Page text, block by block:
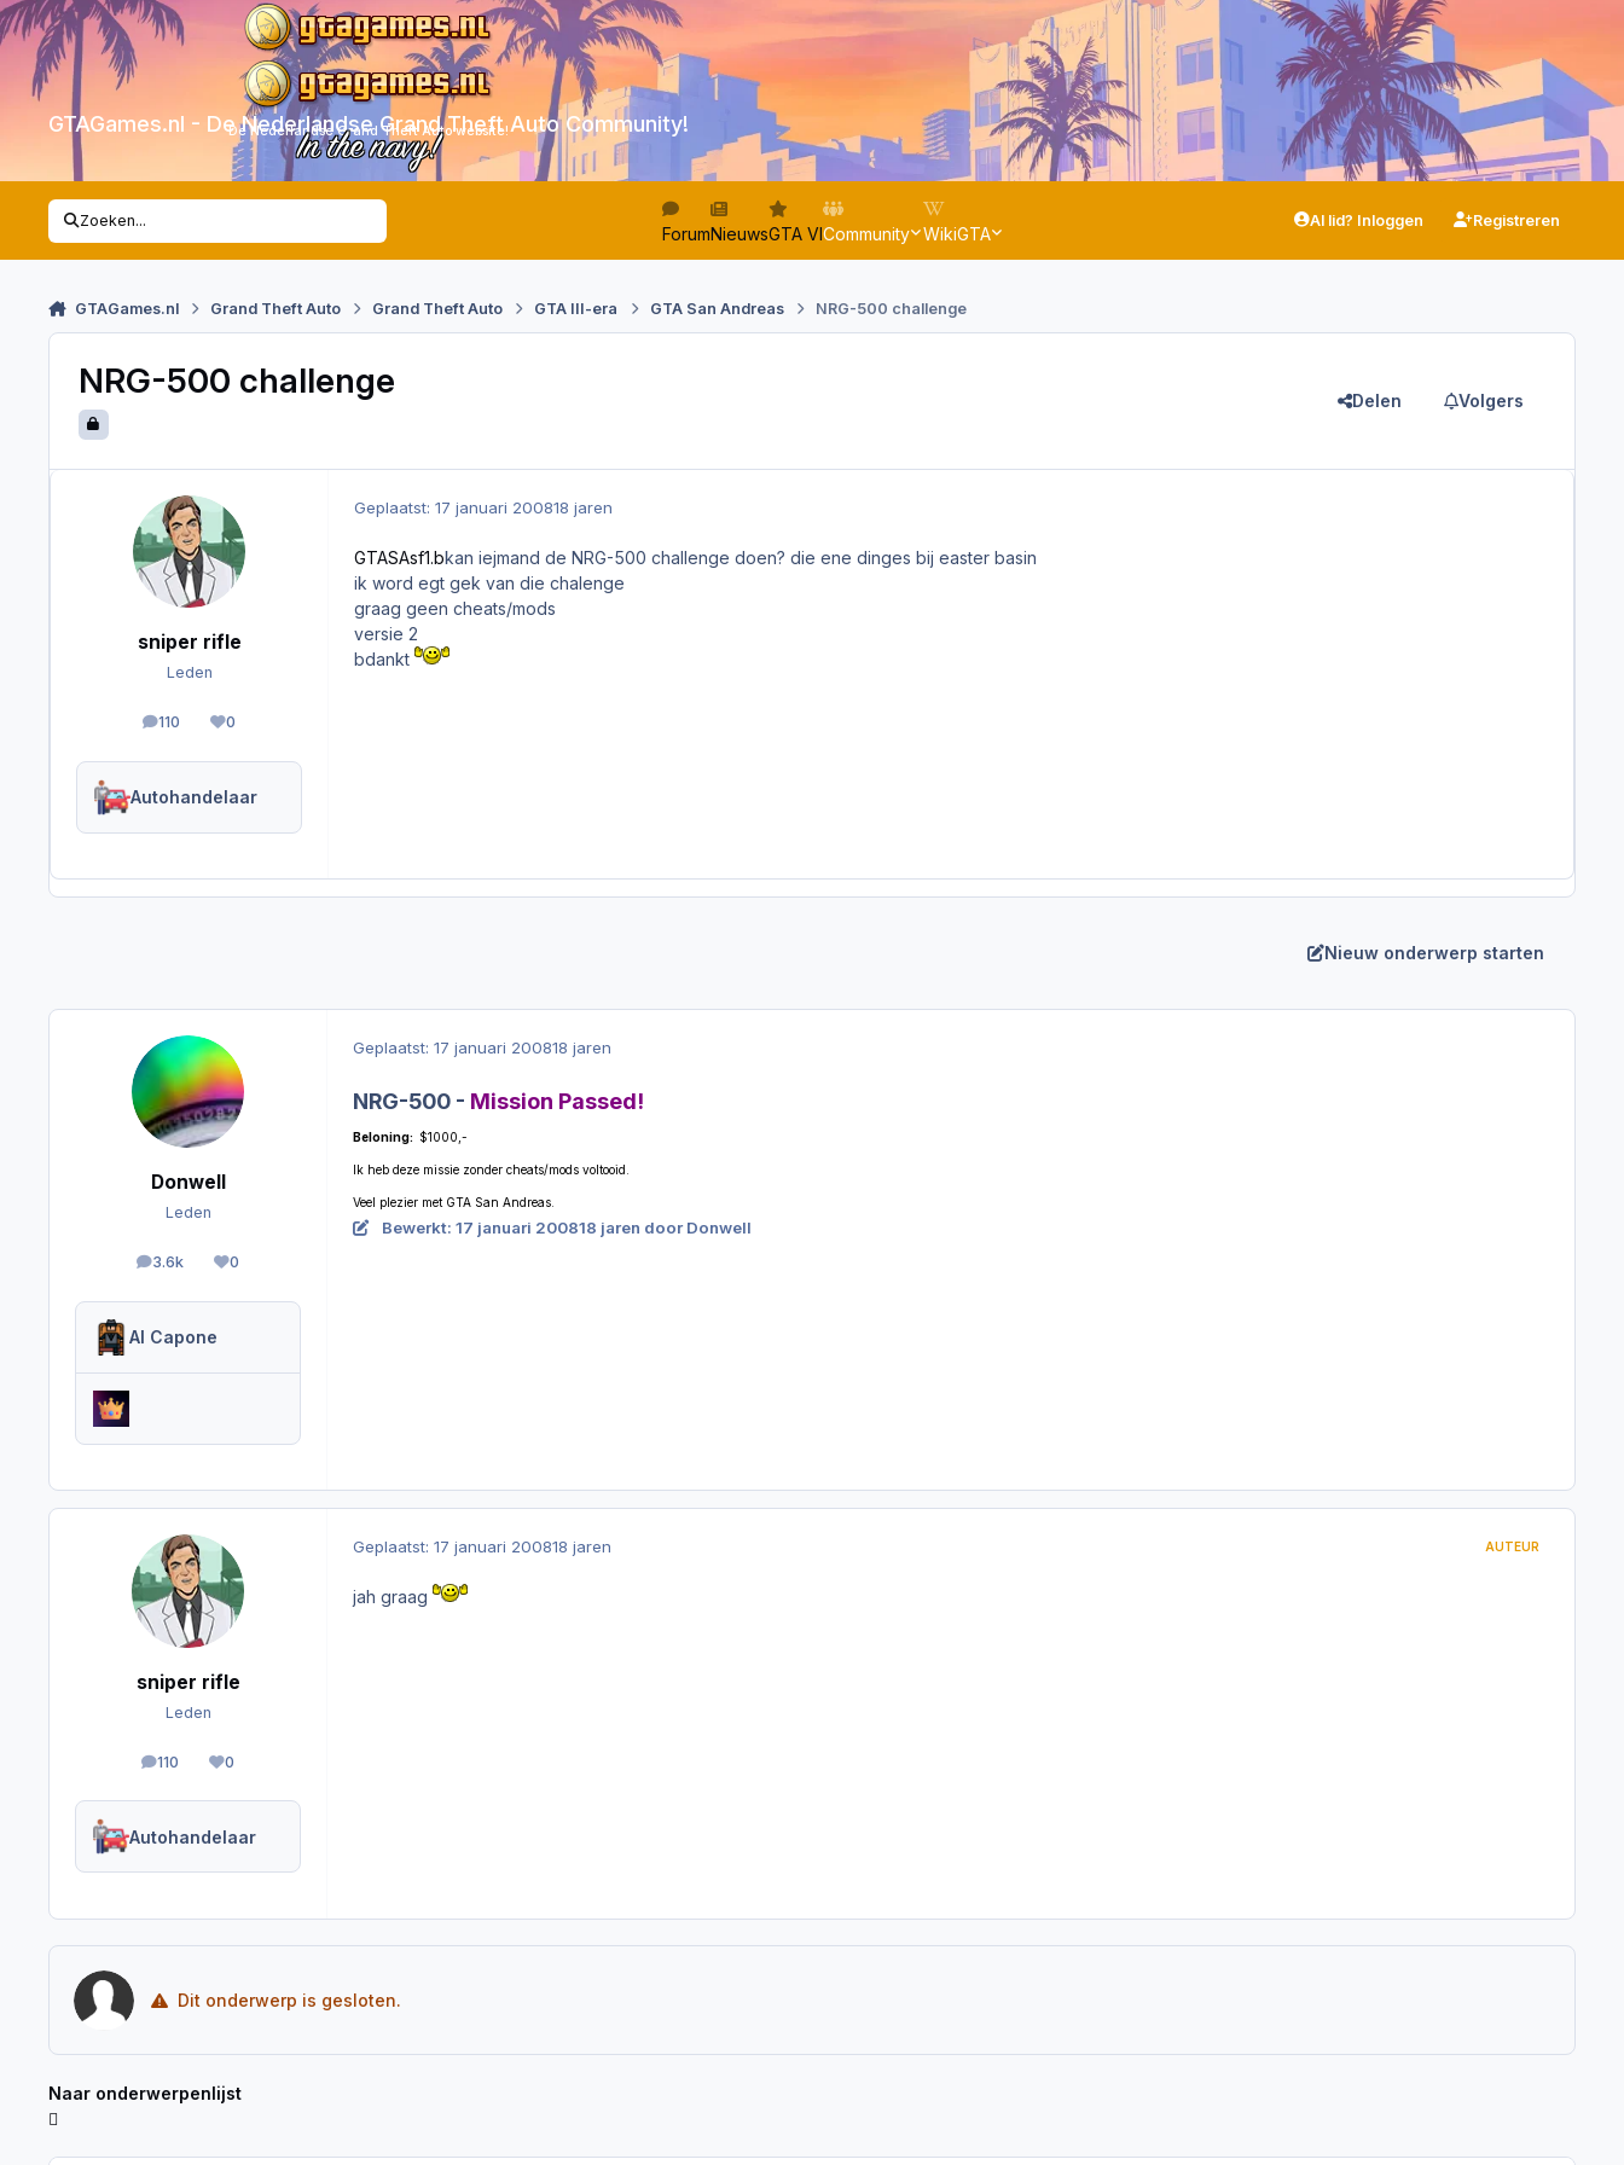
Skip to content
GTAGames.nl - De Nederlandse Grand Theft Auto Community!
De Nederlandse Grand Theft Auto website!
In the navy!
Zoeken...
ForumNieuwsGTA VICommunity WikiGTA
Al lid? Inloggen Registreren
GTAGames.nl Grand Theft Auto Grand Theft Auto GTA III-era GTA San Andreas NRG-500 challenge
NRG-500 challenge Delen Volgers
sniper rifle
Leden
110
berichten0
Reputation
Autohandelaar
Geplaatst: 17 januari 200818 jaren
GTASAsf1.bkan iejmand de NRG-500 challenge doen? die ene dinges bij easter basin
ik word egt gek van die chalenge
graag geen cheats/mods
versie 2
bdankt
Nieuw onderwerp starten
Donwell
Leden
3.6k
berichten0
Reputation
Al Capone
Geplaatst: 17 januari 200818 jaren
NRG-500 - Mission Passed!
Beloning: $1000,-
Ik heb deze missie zonder cheats/mods voltooid.
Veel plezier met GTA San Andreas.
Bewerkt: 17 januari 200818 jaren door Donwell
sniper rifle
Leden
110
berichten0
Reputation
Autohandelaar
Geplaatst: 17 januari 200818 jaren AUTEUR
jah graag
Dit onderwerp is gesloten.
Naar onderwerpenlijst